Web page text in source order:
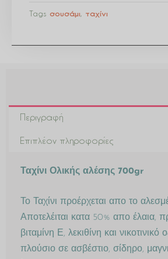
Tags σουσάμι ταχίνι
Περιγραφή
Επιπλέον πληροφορίες
Ταχίνι Ολικής αλέσης 700gr
Το Ταχίνι προέρχεται απο το
Αποτελέιται κατα 50% απο έλαια,
βιταμίνη Ε, λεκιθίνη και νικοτινικό
πλούσιο σε ασβέστιο, σίδηρο,